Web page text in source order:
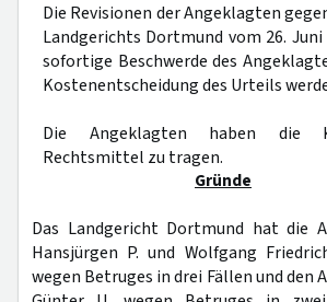
Die Revisionen der Angeklagten
Landgerichts Dortmund vom 26. Juni
sofortige Beschwerde des
Kostenentscheidung des Urteils
Die Angeklagten haben die
Rechtsmittel zu tragen.
Gründe
Das Landgericht Dortmund hat die
Hansjürgen P. und Wolfgang
wegen Betruges in drei Fällen und den